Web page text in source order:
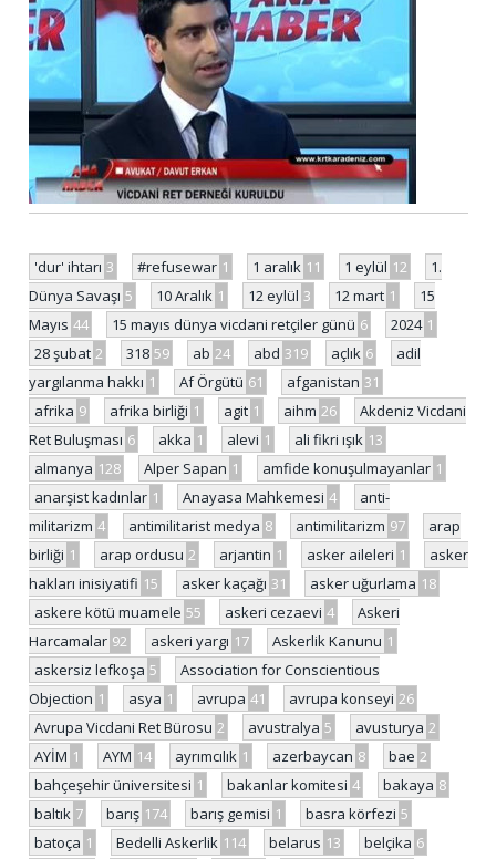
'dur' ihtarı 3 #refusewar 1 1 aralık 11 1 eylül 12
1.
Dünya Savaşı 5 10 Aralık 1 12 eylül 3 12 mart 1
15
Mayıs 44 15 mayıs dünya vicdani retçiler günü 6 2024 1
28 şubat 2 318 59 ab 24 abd 319 açlık 6
adil
yargılanma hakkı 1 Af Örgütü 61 afganistan 31
afrika 9 afrika birliği 1 agit 1 aihm 26
Akdeniz Vicdani
Ret Buluşması 6 akka 1 alevi 1 ali fikri ışık 13
almanya 128 Alper Sapan 1 amfide konuşulmayanlar 1
anarşist kadınlar 1 Anayasa Mahkemesi 4
anti-
militarizm 4 antimilitarist medya 8 antimilitarizm 97
arap
birliği 1 arap ordusu 2 arjantin 1 asker aileleri 1
asker
hakları inisiyatifi 15 asker kaçağı 31 asker uğurlama 18
askere kötü muamele 55 askeri cezaevi 4
Askeri
Harcamalar 92 askeri yargı 17 Askerlik Kanunu 1
askersiz lefkoşa 5
Association for Conscientious
Objection 1 asya 1 avrupa 41 avrupa konseyi 26
Avrupa Vicdani Ret Bürosu 2 avustralya 5 avusturya 2
AYİM 1 AYM 14 ayrımcılık 1 azerbaycan 8 bae 2
bahçeşehir üniversitesi 1 bakanlar komitesi 4 bakaya 8
baltık 7 barış 174 barış gemisi 1 basra körfezi 5
batoça 1 Bedelli Askerlik 114 belarus 13 belçika 6